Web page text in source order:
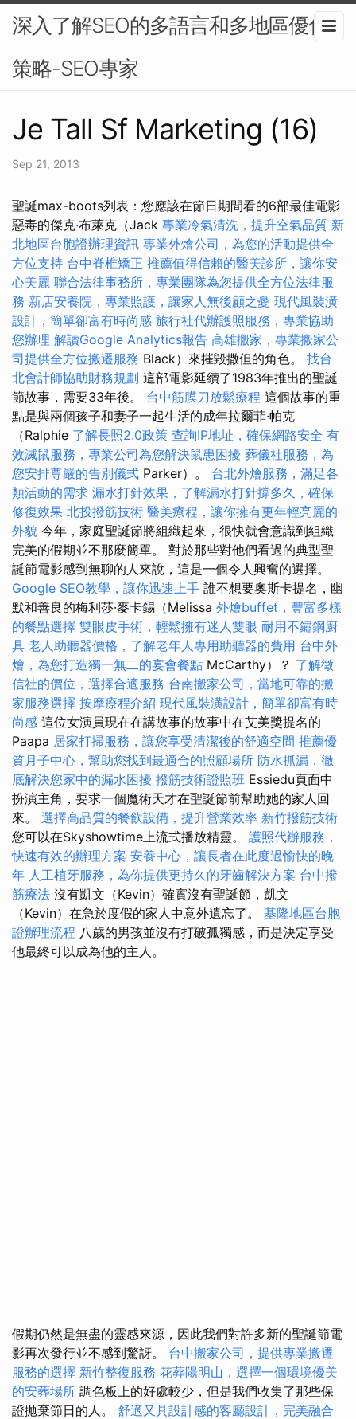
深入了解SEO的多語言和多地區優化
策略-SEO專家
Je Tall Sf Marketing (16)
Sep 21, 2013
聖誕max-boots列表：您應該在節日期間看的6部最佳電影
惡毒的傑克·布萊克（Jack 專業冷氣清洗，提升空氣品質 新
北地區台胞證辦理資訊 專業外燴公司，為您的活動提供全
方位支持 台中脊椎矯正 推薦值得信賴的醫美診所，讓你安
心美麗 聯合法律事務所，專業團隊為您提供全方位法律服
務 新店安養院，專業照護，讓家人無後顧之憂 現代風裝潢
設計，簡單卻富有時尚感 旅行社代辦護照服務，專業協助
您辦理 解讀Google Analytics報告 高雄搬家，專業搬家公
司提供全方位搬遷服務 Black）來摧毀撒但的角色。 找台
北會計師協助財務規劃 這部電影延續了1983年推出的聖誕
節故事，需要33年後。 台中筋膜刀放鬆療程 這個故事的重
點是與兩個孩子和妻子一起生活的成年拉爾菲·帕克
（Ralphie 了解長照2.0政策 查詢IP地址，確保網路安全 有
效滅鼠服務，專業公司為您解決鼠患困擾 葬儀社服務，為
您安排尊嚴的告別儀式 Parker）。 台北外燴服務，滿足各
類活動的需求 漏水打針效果，了解漏水打針撐多久，確保
修復效果 北投撥筋技術 醫美療程，讓你擁有更年輕亮麗的
外貌 今年，家庭聖誕節將組織起來，很快就會意識到組織
完美的假期並不那麼簡單。 對於那些對他們看過的典型聖
誕節電影感到無聊的人來說，這是一個令人興奮的選擇。
Google SEO教學，讓你迅速上手 誰不想要奧斯卡提名，幽
默和善良的梅利莎·麥卡錫（Melissa 外燴buffet，豐富多樣
的餐點選擇 雙眼皮手術，輕鬆擁有迷人雙眼 耐用不鏽鋼廚
具 老人助聽器價格，了解老年人專用助聽器的費用 台中外
燴，為您打造獨一無二的宴會餐點 McCarthy）？ 了解徵
信社的價位，選擇合適服務 台南搬家公司，當地可靠的搬
家服務選擇 按摩療程介紹 現代風裝潢設計，簡單卻富有時
尚感 這位女演員現在在講故事的故事中在艾美獎提名的
Paapa 居家打掃服務，讓您享受清潔後的舒適空間 推薦優
質月子中心，幫助您找到最適合的照顧場所 防水抓漏，徹
底解決您家中的漏水困擾 撥筋技術證照班 Essiedu頁面中
扮演主角，要求一個魔術天才在聖誕節前幫助她的家人回
來。 選擇高品質的餐飲設備，提升營業效率 新竹撥筋技術
您可以在Skyshowtime上流式播放精靈。 護照代辦服務，
快速有效的辦理方案 安養中心，讓長者在此度過愉快的晚
年 人工植牙服務，為你提供更持久的牙齒解決方案 台中撥
筋療法 沒有凱文（Kevin）確實沒有聖誕節，凱文
（Kevin）在急於度假的家人中意外遺忘了。 基隆地區台胞
證辦理流程 八歲的男孩並沒有打破孤獨感，而是決定享受
他最終可以成為他的主人。
假期仍然是無盡的靈感來源，因此我們對許多新的聖誕節電
影再次發行並不感到驚訝。 台中搬家公司，提供專業搬遷
服務的選擇 新竹整復服務 花葬陽明山，選擇一個環境優美
的安葬場所 調色板上的好處較少，但是我們收集了那些保
證拋棄節日的人。 舒適又具設計感的客廳設計，完美融合